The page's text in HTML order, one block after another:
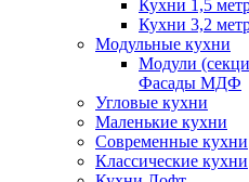
Кухни 1,5
Кухни 3,2
Модульные кухни
Модули
Фасады МДФ
Угловые кухни
Маленькие кухни
Современные кухни
Классические кухни